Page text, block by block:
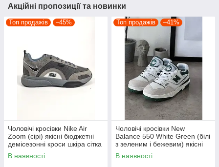
Акційні пропозиції та новинки
Топ продажів –45%
Чоловічі кросівки Nike Air
Zoom (сірі) якісні бюджетні
демісезонні кроси шкіра сітка
D426 топ
В наявності
Топ продажів –41%
Чоловічі кросівки New
Balance 550 White Green (білі
з зеленим і бежевим) якісні
модні кроси NB020 топ
В наявності